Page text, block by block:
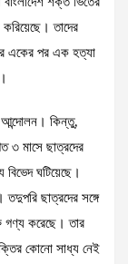
তাদের
একের পর এক হত্যা
আন্দোলন। কিন্তু,
৩ মাসে ছাত্রদের
বিভেদ ঘটিয়েছে।
ছাত্রদের সঙ্গে
গণ্য করেছে। তার
কোনো সাধ্য নেই